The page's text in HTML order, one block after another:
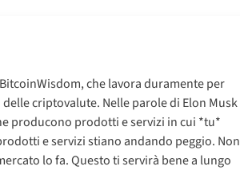
che lavora duramente per
criptovalute. Nelle parole di Elon Musk
producono prodotti e servizi in cui *tu*
e servizi stiano andando peggio. Non
lo fa. Questo ti servirà bene a lungo